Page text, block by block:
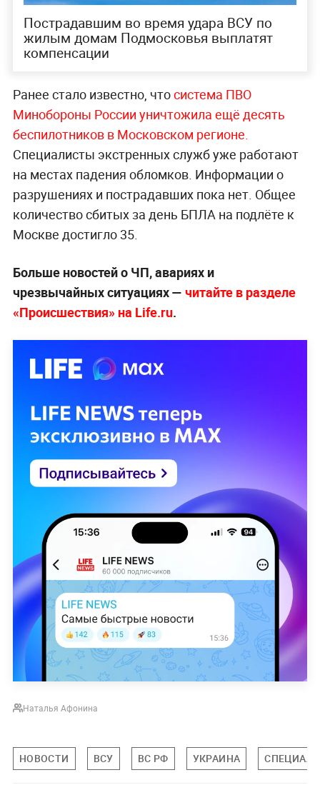
Пострадавшим во время удара ВСУ по
жилым домам Подмосковья выплатят
компенсации
Ранее стало известно, чтосистема ПВО
Минобороны России уничтожила ещё десять
беспилотников в Московском регионе.
Специалисты экстренных служб уже работают
на местах падения обломков. Информации о
разрушениях и пострадавших пока нет. Общее
количество сбитых за день БПЛА на подлёте к
Москве достигло 35.
Больше новостей о ЧП, авариях и
чрезвычайных ситуациях — читайте в разделе
«Происшествия» на Life.ru.
Наталья Афонина
НОВОСТИ ВСУ ВС РФ УКРАИНА